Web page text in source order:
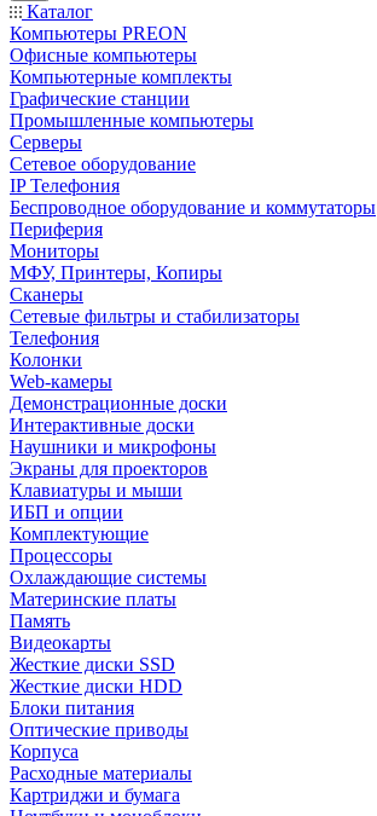
Каталог
Компьютеры PREON
Офисные компьютеры
Компьютерные комплекты
Графические станции
Промышленные компьютеры
Серверы
Сетевое оборудование
IP Телефония
Беспроводное оборудование и коммутаторы
Периферия
Мониторы
МФУ, Принтеры, Копиры
Сканеры
Сетевые фильтры и стабилизаторы
Телефония
Колонки
Web-камеры
Демонстрационные доски
Интерактивные доски
Наушники и микрофоны
Экраны для проекторов
Клавиатуры и мыши
ИБП и опции
Комплектующие
Процессоры
Охлаждающие системы
Материнские платы
Память
Видеокарты
Жесткие диски SSD
Жесткие диски HDD
Блоки питания
Оптические приводы
Корпуса
Расходные материалы
Картриджи и бумага